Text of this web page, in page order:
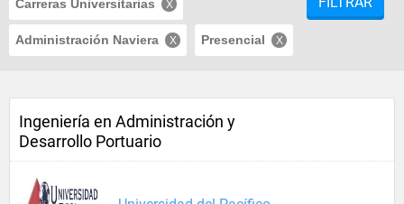
Carreras Universitarias
Administración Naviera Presencial
Ingeniería en Administración y
Desarrollo Portuario